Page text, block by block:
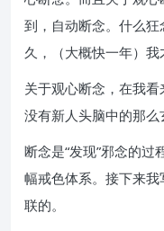
到，自动断念。什么
久，（大概快一年）我
关于观心断念，在我看
没有新人头脑中的那么
断念是“发现”邪念的
幅戒色体系。接下来我
联的。